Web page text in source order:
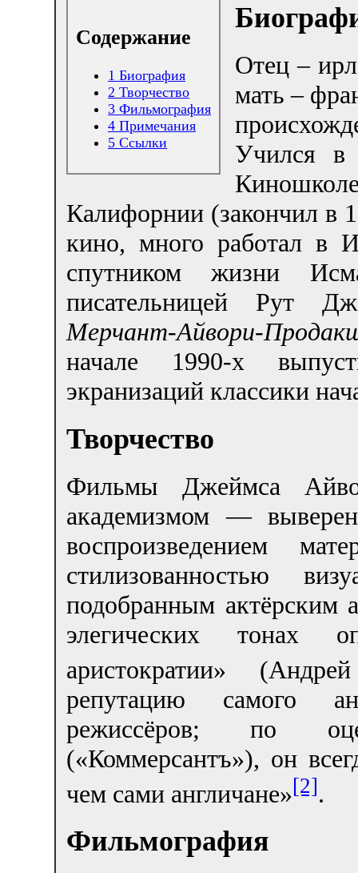
Содержание
1 Биография
2 Творчество
3 Фильмография
4 Примечания
5 Ссылки
Отец –
мать –
Учился в
Калифорнии (закончил в
кино, много работал в
спутником жизни
писательницей Рут
Мерчант-Айвори-
начале 1990-х
экранизаций классики
Творчество
Фильмы Джеймса
академизмом —
воспроизведением
стилизованностью
подобранным актёрским
элегических тонах
аристократии»
репутацию самого
режиссёров; по
(«Коммерсантъ»), он
чем сами англичане»[2].
Фильмография